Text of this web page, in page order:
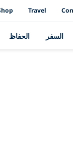
Travel
السفر الحفاظ